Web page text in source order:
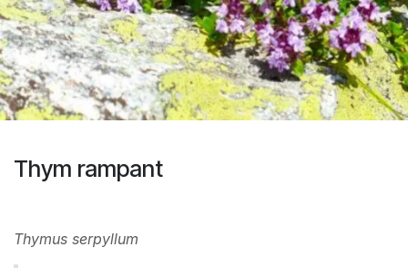
Thym rampant
Thymus serpyllum